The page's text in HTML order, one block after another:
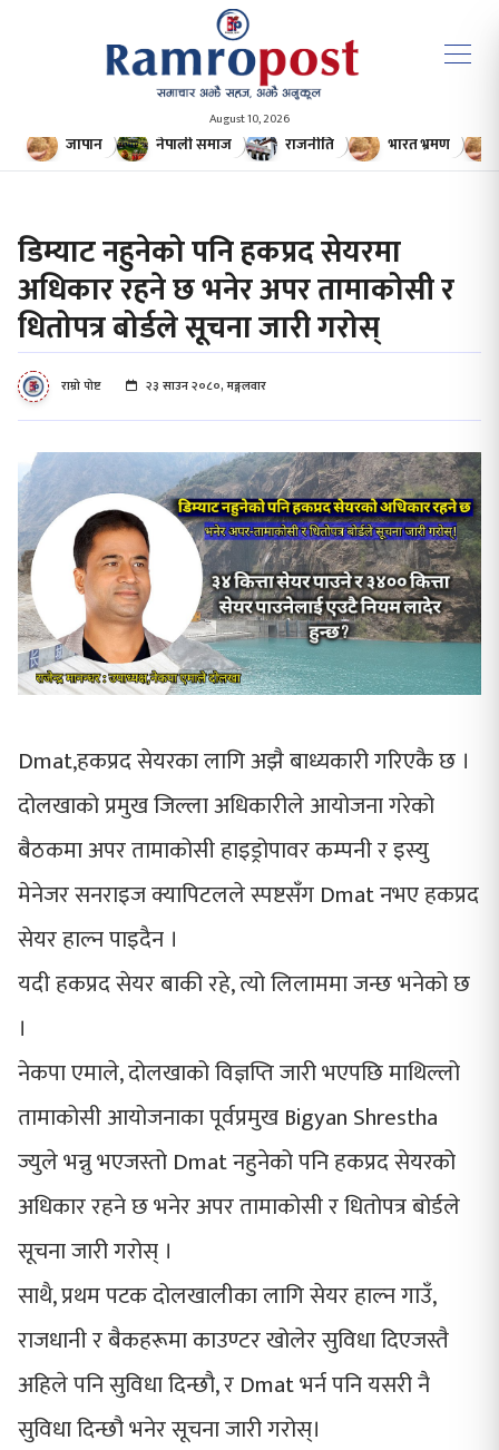
August 10, 2026
जापान नेपाली समाज राजनीति भारत भ्रमण
डिम्याट नहुनेको पनि हकप्रद सेयरमा
अधिकार रहने छ भनेर अपर तामाकोसी र
धितोपत्र बोर्डले सूचना जारी गरोस्
राम्रो पोष्ट २३ साउन २०८०, मङ्गलवार
Dmat,हकप्रद सेयरका लागि अझै बाध्यकारी गरिएकै छ ।
दोलखाको प्रमुख जिल्ला अधिकारीले आयोजना गरेको
बैठकमा अपर तामाकोसी हाइड्रोपावर कम्पनी र इस्यु
मेनेजर सनराइज क्यापिटलले स्पष्टसँग Dmat नभए हकप्रद
सेयर हाल्न पाइदैन ।
यदी हकप्रद सेयर बाकी रहे, त्यो लिलाममा जन्छ भनेको छ
।
नेकपा एमाले, दोलखाको विज्ञप्ति जारी भएपछि माथिल्लो
तामाकोसी आयोजनाका पूर्वप्रमुख Bigyan Shrestha
ज्युले भन्नु भएजस्तो Dmat नहुनेको पनि हकप्रद सेयरको
अधिकार रहने छ भनेर अपर तामाकोसी र धितोपत्र बोर्डले
सूचना जारी गरोस् ।
साथै, प्रथम पटक दोलखालीका लागि सेयर हाल्न गाउँ,
राजधानी र बैकहरूमा काउण्टर खोलेर सुविधा दिएजस्तै
अहिले पनि सुविधा दिन्छौ, र Dmat भर्न पनि यसरी नै
सुविधा दिन्छौ भनेर सूचना जारी गरोस्।